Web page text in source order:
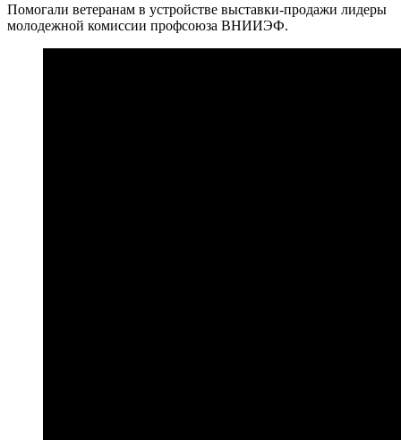
Помогали ветеранам в устройстве выставки-продажи лидеры
молодежной комиссии профсоюза ВНИИЭФ.